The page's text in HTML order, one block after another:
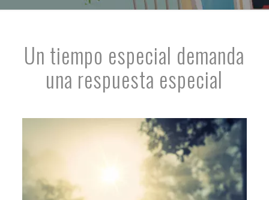
Un tiempo especial demanda
una respuesta especial